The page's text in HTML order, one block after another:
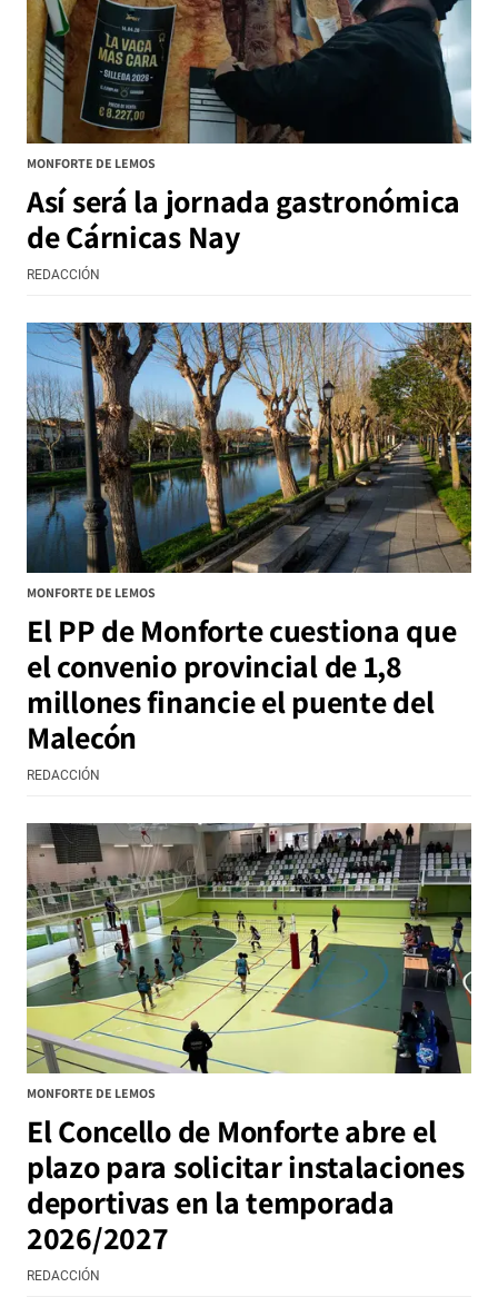
MONFORTE DE LEMOS
Así será la jornada gastronómica
de Cárnicas Nay
REDACCIÓN
MONFORTE DE LEMOS
El PP de Monforte cuestiona que
el convenio provincial de 1,8
millones financie el puente del
Malecón
REDACCIÓN
MONFORTE DE LEMOS
El Concello de Monforte abre el
plazo para solicitar instalaciones
deportivas en la temporada
2026/2027
REDACCIÓN